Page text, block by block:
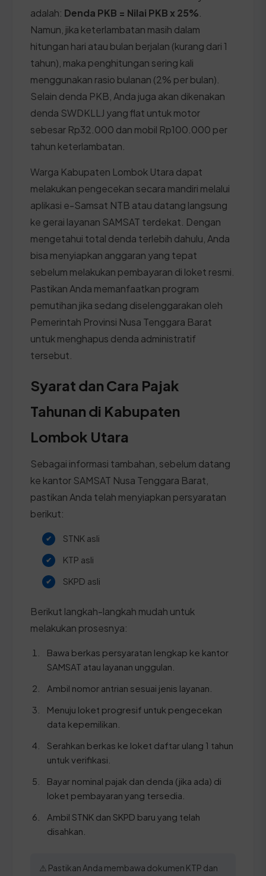
adalah: Denda PKB = Nilai PKB x 25%
Namun, jika keterlambatan masih dalam
hitungan hari atau bulan berjalan (kurang dari 1
tahun), maka penghitungan sering kali
menggunakan rasio bulanan (2% per bulan).
Selain denda PKB, Anda juga akan dikenakan
denda SWDKLLJ yang flat untuk motor
sebesar Rp32.000 dan mobil Rp100.000 per
tahun keterlambatan.
Warga Kabupaten Lombok Utara dapat
melakukan pengecekan secara mandiri melalui
aplikasi e-Samsat NTB atau datang langsung
ke gerai layanan SAMSAT terdekat. Dengan
mengetahui total denda terlebih dahulu, Anda
bisa menyiapkan anggaran yang tepat
sebelum melakukan pembayaran di loket resmi.
Pastikan Anda memanfaatkan program
pemutihan jika sedang diselenggarakan oleh
Pemerintah Provinsi Nusa Tenggara Barat
untuk menghapus denda administratif
tersebut.
Syarat dan Cara Pajak
Tahunan di Kabupaten
Lombok Utara
Sebagai informasi tambahan, sebelum datang
ke kantor SAMSAT Nusa Tenggara Barat,
pastikan Anda telah menyiapkan persyaratan
berikut:
STNK asli
KTP asli
SKPD asli
Berikut langkah-langkah mudah untuk
melakukan prosesnya:
Bawa berkas persyaratan lengkap ke kantor
SAMSAT atau layanan unggulan.
Ambil nomor antrian sesuai jenis layanan.
Menuju loket progresif untuk pengecekan
data kepemilikan.
Serahkan berkas ke loket daftar ulang 1 tahun
untuk verifikasi.
Bayar nominal pajak dan denda (jika ada) di
loket pembayaran yang tersedia.
Ambil STNK dan SKPD baru yang telah
disahkan.
⚠️ Pastikan Anda membawa dokumen KTP dan